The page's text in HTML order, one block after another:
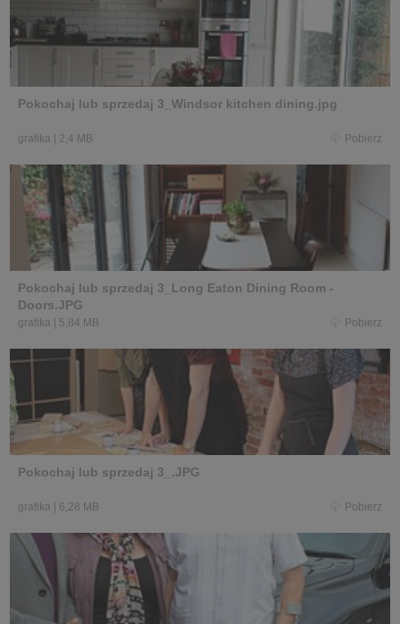
Pokochaj lub sprzedaj 3_Windsor kitchen dining.jpg
grafika 2,4 MB Pobierz
Pokochaj lub sprzedaj 3_Long Eaton Dining Room -
Doors.JPG
grafika 5,84 MB Pobierz
Pokochaj lub sprzedaj 3_.JPG
grafika 6,28 MB Pobierz